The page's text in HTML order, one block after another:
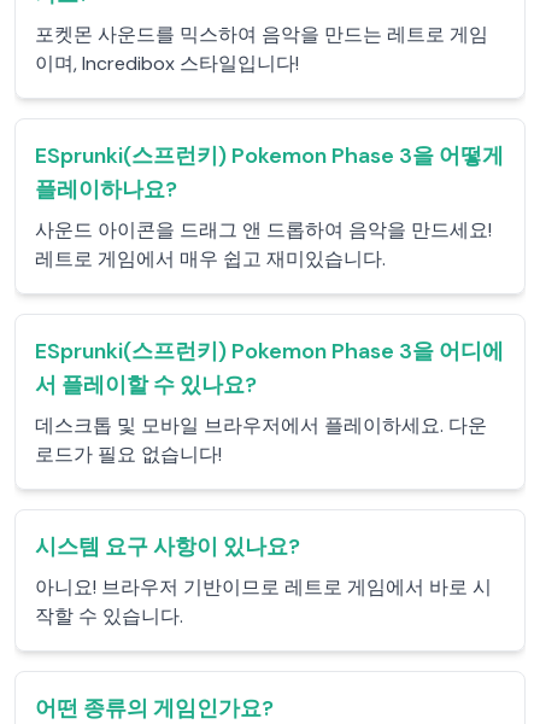
포켓몬 사운드를 믹스하여 음악을 만드는 레트로 게임
이며, Incredibox 스타일입니다!
ESprunki(스프런키) Pokemon Phase 3을 어떻게
플레이하나요?
사운드 아이콘을 드래그 앤 드롭하여 음악을 만드세요!
레트로 게임에서 매우 쉽고 재미있습니다.
ESprunki(스프런키) Pokemon Phase 3을 어디에
서 플레이할 수 있나요?
데스크톱 및 모바일 브라우저에서 플레이하세요. 다운
로드가 필요 없습니다!
시스템 요구 사항이 있나요?
아니요! 브라우저 기반이므로 레트로 게임에서 바로 시
작할 수 있습니다.
어떤 종류의 게임인가요?